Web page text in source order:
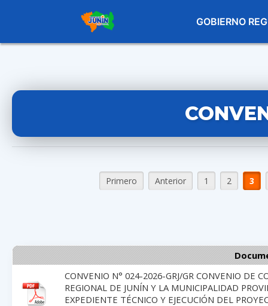
GOBIERNO
Primero Anterior 1 2 3
CONVENIO N° 024-2026-GRJ/GR CONVENIO DE
REGIONAL DE JUNÍN Y LA MUNICIPALIDAD
EXPEDIENTE TÉCNICO Y EJECUCIÓN DEL